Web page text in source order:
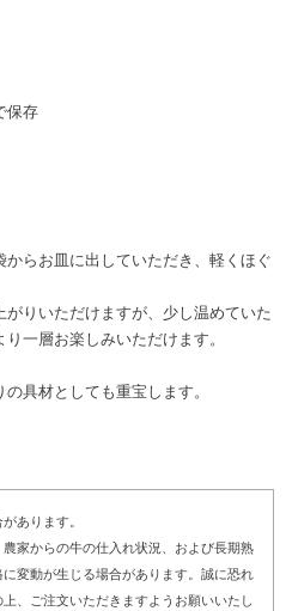
保存
らお皿に出していただき、軽くほぐ
りいただけますが、少し温めていた
一層お楽しみいただけます。
具材としても重宝します。
あります。
家からの牛の仕入れ状況、および長期熟
変動が生じる場合があります。誠に恐れ
、ご注文いただきますようお願いいたし